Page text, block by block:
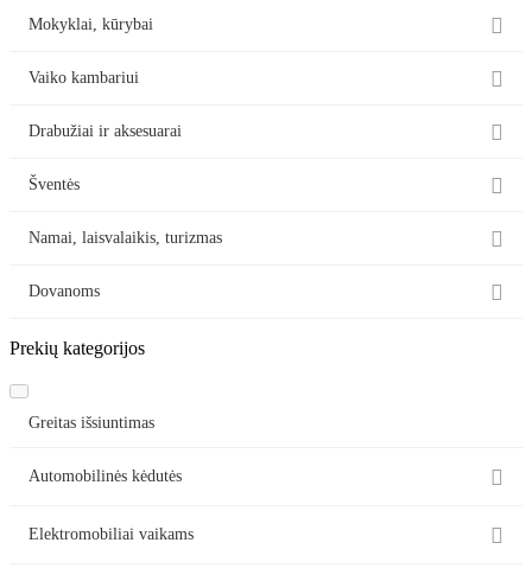
Mokyklai, kūrybai 
Vaiko kambariui 
Drabužiai ir aksesuarai 
Šventės 
Namai, laisvalaikis, turizmas 
Dovanoms 
Prekių kategorijos
Greitas išsiuntimas
Automobilinės kėdutės 
Elektromobiliai vaikams 